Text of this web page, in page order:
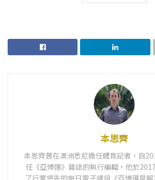
本思齊
本思齊曾在澳洲悉尼擔任體育記者，自
任《亞博匯》雜誌的執行編輯。他於
了行業領先的每日電子通訊《亞博匯早